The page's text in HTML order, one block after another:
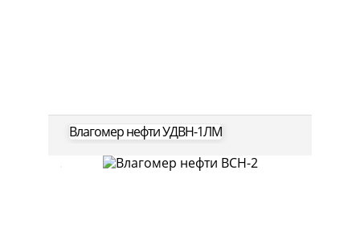
Влагомер нефти УДВН-1ЛМ